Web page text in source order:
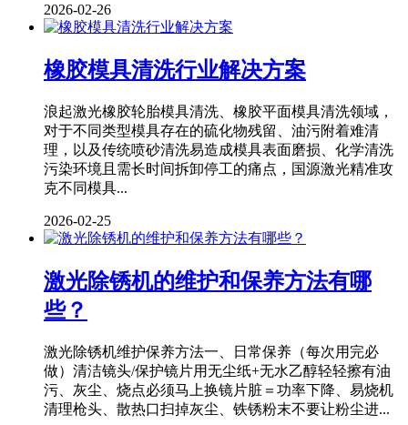
2026-02-26
橡胶模具清洗行业解决方案
浪起激光橡胶轮胎模具清洗、橡胶平面模具清洗领域，
对于不同类型模具存在的硫化物残留、油污附着难清
理，以及传统喷砂清洗易造成模具表面磨损、化学清洗
污染环境且需长时间拆卸停工的痛点，国源激光精准攻
克不同模具...
2026-02-25
激光除锈机的维护和保养方法有哪
些？
激光除锈机维护保养方法一、日常保养（每次用完必
做）清洁镜头/保护镜片用无尘纸+无水乙醇轻轻擦有油
污、灰尘、烧点必须马上换镜片脏＝功率下降、易烧机
清理枪头、散热口扫掉灰尘、铁锈粉末不要让粉尘进...